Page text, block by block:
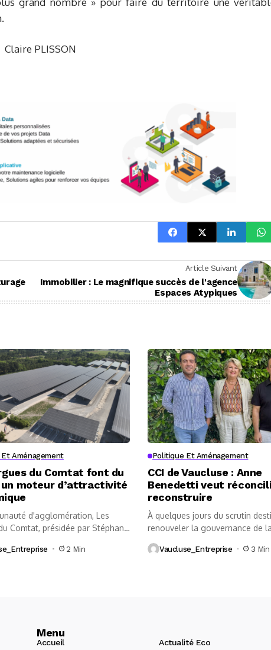
Claire PLISSON
Article Suivant
Immobilier : Le magnifique succès de l'agence
Espaces Atypiques
Aménagement
du Comtat font du
moteur d’attractivité
d'agglomération, Les
Comtat, présidée par Stéphane
2 Min
Politique Et Aménagement
CCI de Vaucluse : Anne
Benedetti veut
reconstruire
À quelques jours du scrutin
renouveler la gouvernance de
Vaucluse_Entreprise 3 Min
Menu
Accueil Actualité Eco